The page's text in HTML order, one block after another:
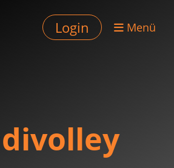
Login Menü